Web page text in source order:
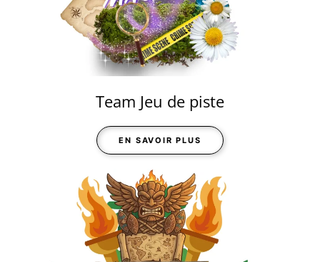
Team Jeu de piste
EN SAVOIR PLUS